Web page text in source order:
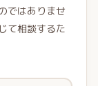
ではありませ
て相談するた